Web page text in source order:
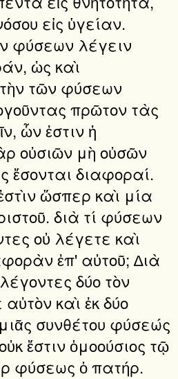
εἰς ὑγείαν.
φύσεων λέγειν
ὡς καὶ
τῶν φύσεων
πρῶτον τὰς
ὧν ἐστιν ἡ
οὐσιῶν μὴ οὐσῶν
ἔσονται διαφοραί.
ὥσπερ καὶ μία
διὰ τί φύσεων
οὐ λέγετε καὶ
ἐπ' αὐτοῦ; ∆ιὰ
δύο τὸν
καὶ ἐκ δύο
συνθέτου φύσεώς
ἔστιν ὁμοούσιος τῷ
φύσεως ὁ πατήρ.